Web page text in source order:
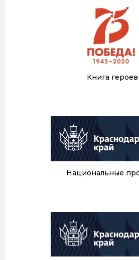
Книга героев
Национальные